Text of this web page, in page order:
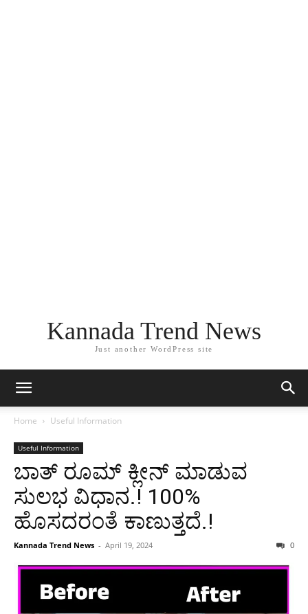
Kannada Trend News
Just another WordPress site
Home Useful Information
Useful Information
ಬಾತ್ ರೂಮ್ ಕ್ಲೀನ್ ಮಾಡುವ
ಸುಲಭ ವಿಧಾನ.! 100%
ಹೊಸದರಂತೆ ಕಾಣುತ್ತದೆ.!
Kannada Trend News - April 19, 2024 0